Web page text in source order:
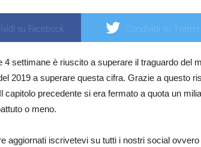
su Facebook Condividi su Twitter
4 settimane è riuscito a superare il traguardo del
2019 a superare questa cifra. Grazie a questo
capitolo precedente si era fermato a quota un
o meno.
aggiornati iscrivetevi su tutti i nostri social ovvero